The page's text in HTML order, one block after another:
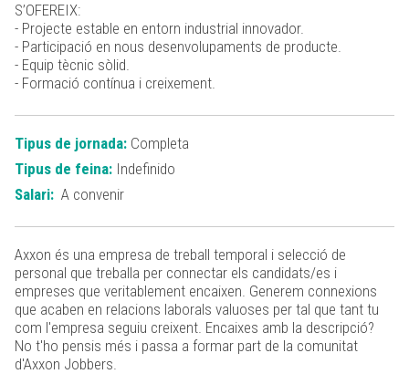
S’OFEREIX:
- Projecte estable en entorn industrial innovador.
- Participació en nous desenvolupaments de producte.
- Equip tècnic sòlid.
- Formació contínua i creixement.
Tipus de jornada:Completa
Tipus de feina:Indefinido
Salari: A convenir
Axxon és una empresa de treball temporal i selecció de
personal que treballa per connectar els candidats/es i
empreses que veritablement encaixen. Generem connexions
que acaben en relacions laborals valuoses per tal que tant tu
com l'empresa seguiu creixent. Encaixes amb la descripció?
No t'ho pensis més i passa a formar part de la comunitat
d'Axxon Jobbers.